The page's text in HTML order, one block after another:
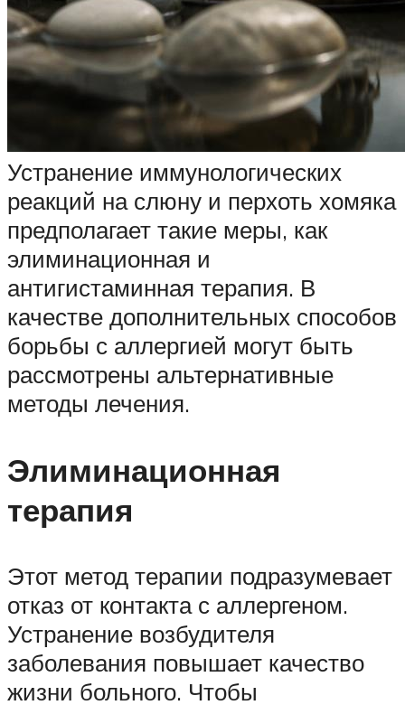
Устранение иммунологических
реакций на слюну и перхоть хомяка
предполагает такие меры, как
элиминационная и
антигистаминная терапия. В
качестве дополнительных способов
борьбы с аллергией могут быть
рассмотрены альтернативные
методы лечения.
Элиминационная
терапия
Этот метод терапии подразумевает
отказ от контакта с аллергеном.
Устранение возбудителя
заболевания повышает качество
жизни больного. Чтобы